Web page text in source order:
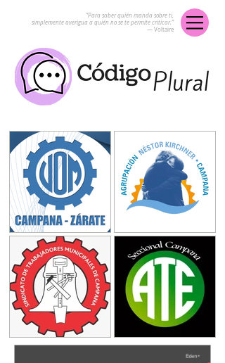
“Para saber quién manda sobre ti,
simplemente averigua a quién no se te permite criticar.”
― Voltaire